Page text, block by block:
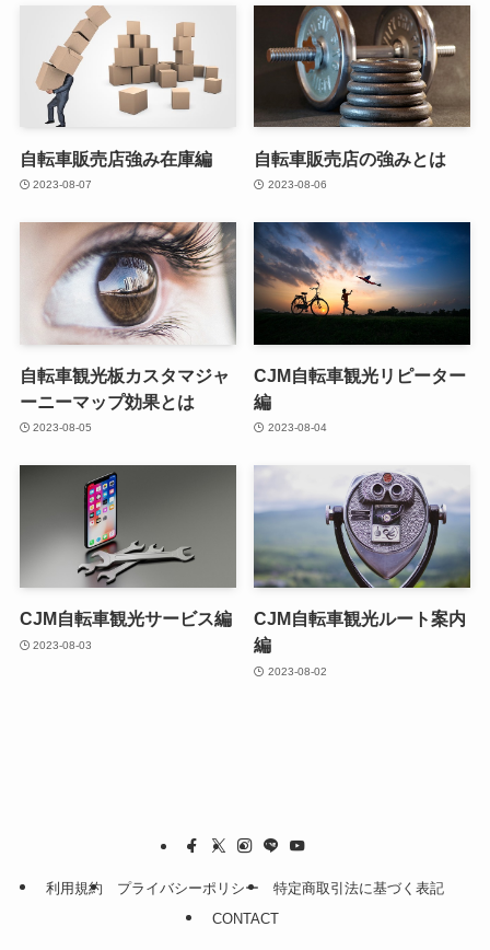
自転車販売店強み在庫編
2023-08-07
自転車販売店の強みとは
2023-08-06
自転車観光板カスタマジャ
ーニーマップ効果とは
2023-08-05
CJM自転車観光リピーター
編
2023-08-04
CJM自転車観光サービス編
2023-08-03
CJM自転車観光ルート案内
編
2023-08-02
利用規約 プライバシーポリシー
特定商取引法に基づく表記
CONTACT